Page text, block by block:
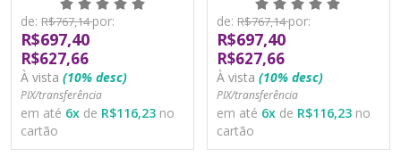
de: R$767,14por:
R$697,40
R$627,66
À vista (10% desc)
PIX/transferência
em até 6x de R$116,23 no
cartão
de: R$767,14por:
R$697,40
R$627,66
À vista (10% desc)
PIX/transferência
em até 6x de R$116,23 no
cartão